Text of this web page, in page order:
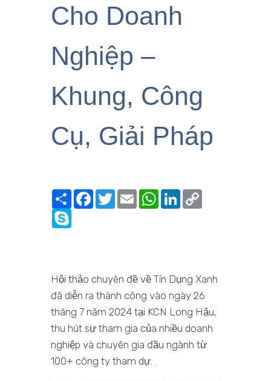
Cho Doanh
Nghiệp –
Khung, Công
Cụ, Giải Pháp
ShareFacebook
TwitterEmail WhatsApp
LinkedIn
Hội thảo chuyên đề về Tín Dụng Xanh
đã diễn ra thành công vào ngày 26
tháng 7 năm 2024 tại KCN Long Hậu,
thu hút sự tham gia của nhiều doanh
nghiệp và chuyên gia đầu ngành từ
100+ công ty tham dự. .